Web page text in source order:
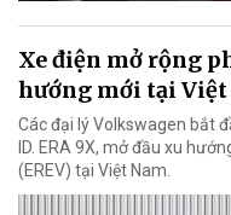
Xe điện mở rộng
hướng mới tại Việt
Các đại lý Volkswagen bắt
ID. ERA 9X, mở đầu xu
(EREV) tại Việt Nam.